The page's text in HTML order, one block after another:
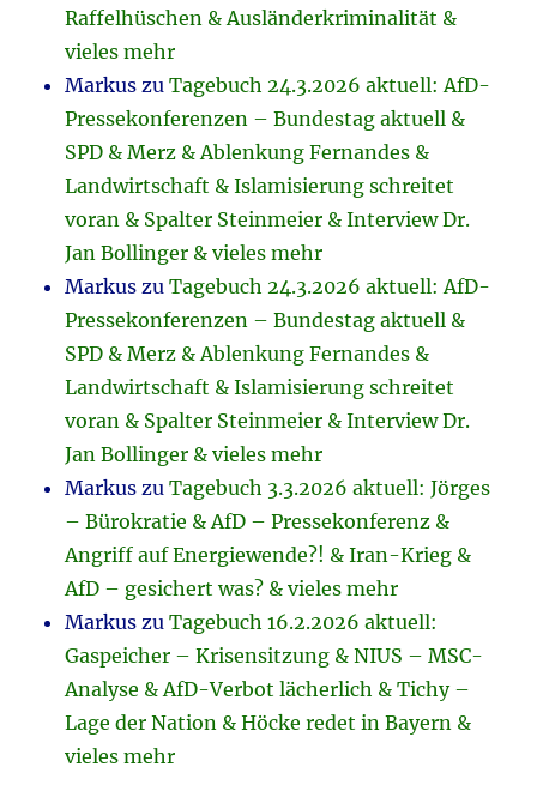
Raffelhüschen & Ausländerkriminalität &
vieles mehr
Markus zuTagebuch 24.3.2026 aktuell: AfD-
Pressekonferenzen – Bundestag aktuell &
SPD & Merz & Ablenkung Fernandes &
Landwirtschaft & Islamisierung schreitet
voran & Spalter Steinmeier & Interview Dr.
Jan Bollinger & vieles mehr
Markus zuTagebuch 24.3.2026 aktuell: AfD-
Pressekonferenzen – Bundestag aktuell &
SPD & Merz & Ablenkung Fernandes &
Landwirtschaft & Islamisierung schreitet
voran & Spalter Steinmeier & Interview Dr.
Jan Bollinger & vieles mehr
Markus zuTagebuch 3.3.2026 aktuell: Jörges
– Bürokratie & AfD – Pressekonferenz &
Angriff auf Energiewende?! & Iran-Krieg &
AfD – gesichert was? & vieles mehr
Markus zuTagebuch 16.2.2026 aktuell:
Gaspeicher – Krisensitzung & NIUS – MSC-
Analyse & AfD-Verbot lächerlich & Tichy –
Lage der Nation & Höcke redet in Bayern &
vieles mehr